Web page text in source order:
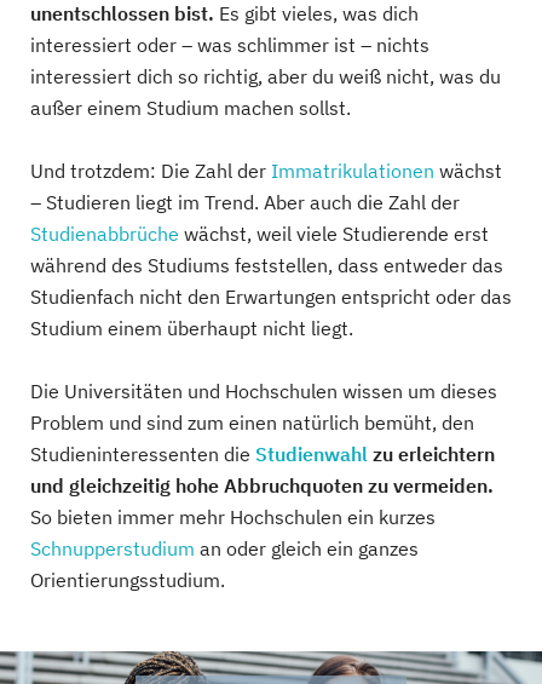
unentschlossen bist. Es gibt vieles, was dich
interessiert oder – was schlimmer ist – nichts
interessiert dich so richtig, aber du weiß nicht, was du
außer einem Studium machen sollst.
Und trotzdem: Die Zahl der Immatrikulationen wächst
– Studieren liegt im Trend. Aber auch die Zahl der
Studienabbrüche wächst, weil viele Studierende erst
während des Studiums feststellen, dass entweder das
Studienfach nicht den Erwartungen entspricht oder das
Studium einem überhaupt nicht liegt.
Die Universitäten und Hochschulen wissen um dieses
Problem und sind zum einen natürlich bemüht, den
Studieninteressenten die Studienwahl zu erleichtern
und gleichzeitig hohe Abbruchquoten zu vermeiden.
So bieten immer mehr Hochschulen ein kurzes
Schnupperstudium an oder gleich ein ganzes
Orientierungsstudium.